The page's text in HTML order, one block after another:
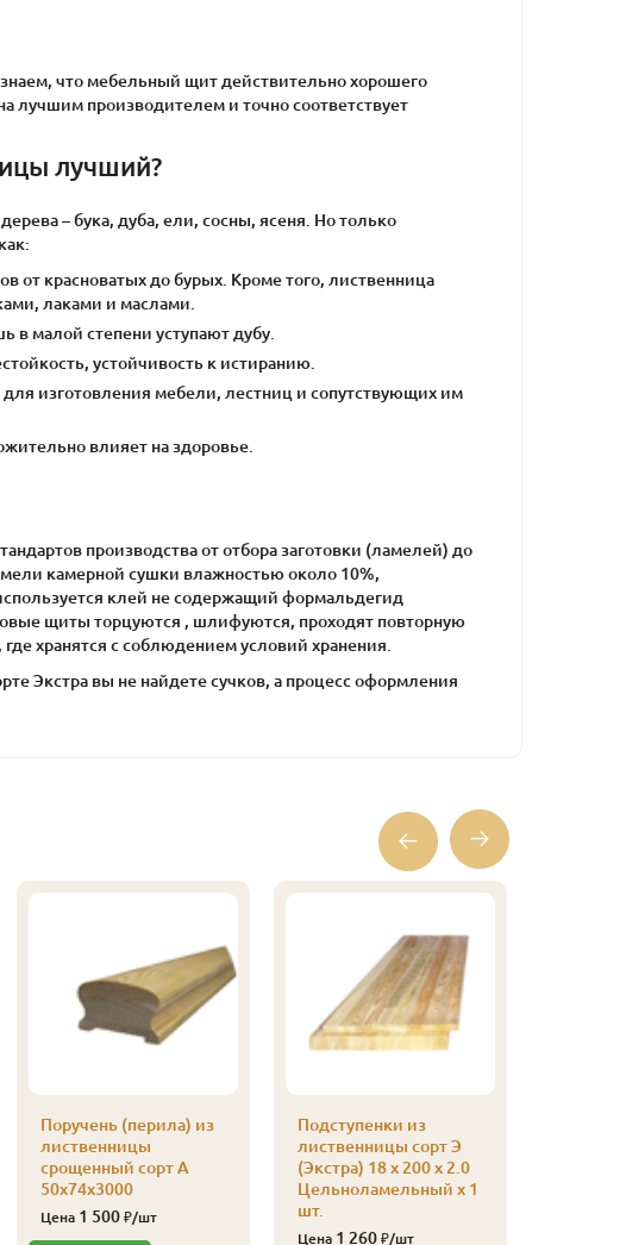
что мебельный щит действительно хорошего
лучшим производителем и точно соответствует
лучший?
– бука, дуба, ели, сосны, ясеня. Но только
от красноватых до бурых. Кроме того, лиственница
лаками и маслами.
в малой степени уступают дубу.
устойчивость к истиранию.
изготовления мебели, лестниц и сопутствующих им
влияет на здоровье.
производства от отбора заготовки (ламелей) до
камерной сушки влажностью около 10%,
клей не содержащий формальдегид
щиты торцуются , шлифуются, проходят повторную
хранятся с соблюдением условий хранения.
Экстра вы не найдете сучков, а процесс оформления
Поручень (перила) из
лиственницы
срощенный сорт А
50х74х3000
Цена 1 500₽/шт
Подступенки из
лиственницы сорт Э
(Экстра) 18 x 200 x 2.0
Цельноламельный x 1
шт.
Цена 1 260₽/шт